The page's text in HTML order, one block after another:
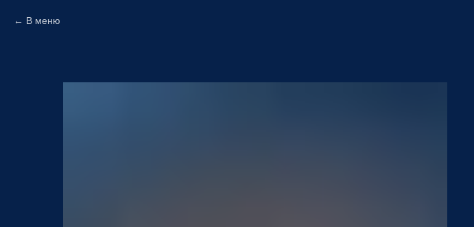
В меню